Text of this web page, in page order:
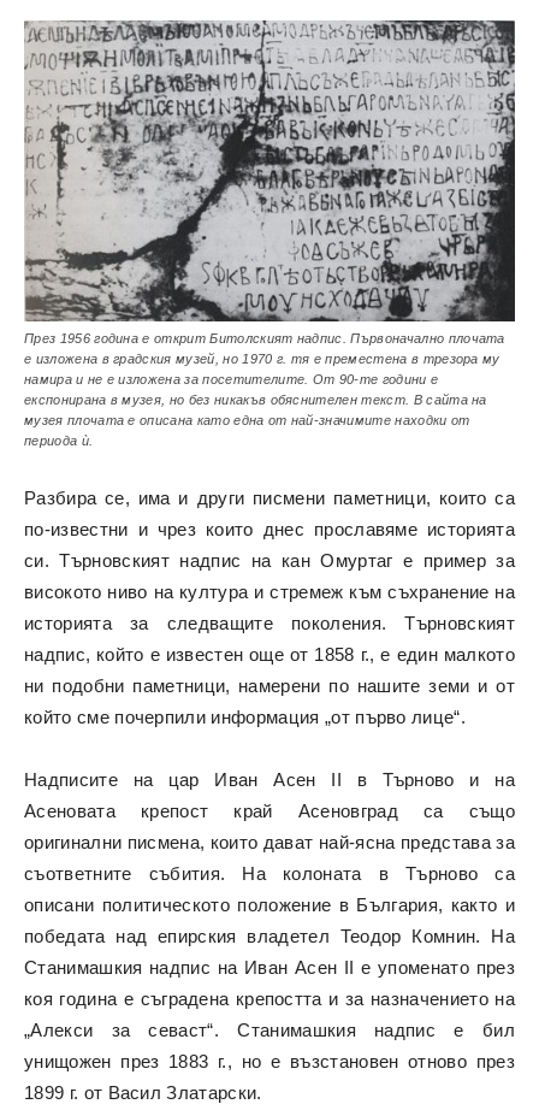
През 1956 година е открит Битолският надпис. Първоначално плочата
е изложена в градския музей, но 1970 г. тя е преместена в трезора му
намира и не е изложена за посетителите. От 90-те години е
експонирана в музея, но без никакъв обяснителен текст. В сайта на
музея плочата е описана като една от най-значимите находки от
периода ѝ.
Разбира се, има и други писмени паметници, които са
по-известни и чрез които днес прославяме историята
си. Търновският надпис на кан Омуртаг е пример за
високото ниво на култура и стремеж към съхранение на
историята за следващите поколения. Търновският
надпис, който е известен още от 1858 г., е един малкото
ни подобни паметници, намерени по нашите земи и от
който сме почерпили информация „от първо лице“.
Надписите на цар Иван Асен II в Търново и на
Асеновата крепост край Асеновград са също
оригинални писмена, които дават най-ясна представа за
съответните събития. На колоната в Търново са
описани политическото положение в България, както и
победата над епирския владетел Теодор Комнин. На
Станимашкия надпис на Иван Асен II е упоменато през
коя година е съградена крепостта и за назначението на
„Алекси за севаст“. Станимашкия надпис е бил
унищожен през 1883 г., но е възстановен отново през
1899 г. от Васил Златарски.